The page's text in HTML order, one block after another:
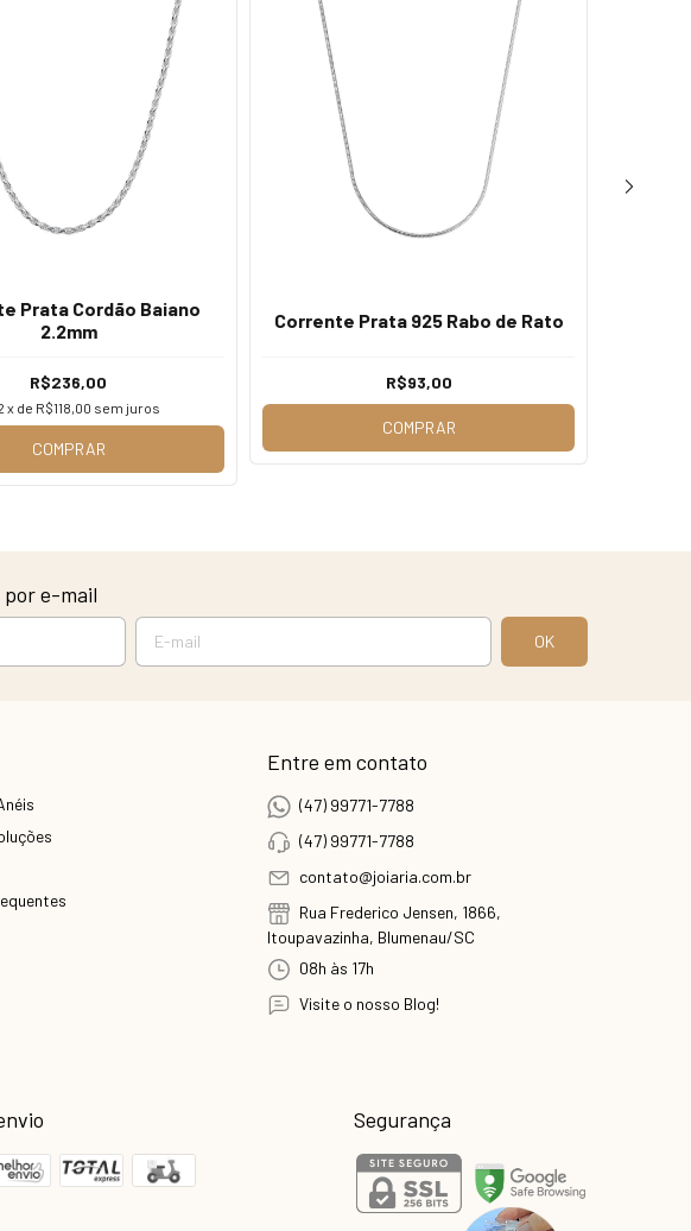
Prata Cordão Baiano
2.2mm
R$236,00
x de R$118,00 sem juros
COMPRAR
Corrente Prata 925 Rabo de Rato
R$93,00
COMPRAR
por e-mail
Entre em contato
(47) 99771-7788
(47) 99771-7788
contato@joiaria.com.br
Rua Frederico Jensen, 1866,
Itoupavazinha, Blumenau/SC
08h às 17h
Visite o nosso Blog!
Segurança